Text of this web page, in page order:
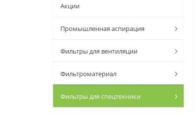
Акции
Промышленная аспирация
Фильтры для вентиляции
Фильтроматериал
Фильтры для спецтехники